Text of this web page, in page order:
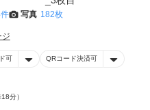
写真 182枚
ジ
可 QRコード決済可
分）